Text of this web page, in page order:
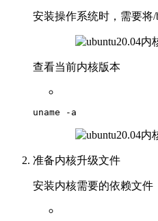
安装操作系统时，需要将
查看当前内核版本
uname -a
准备内核升级文件
安装内核需要的依赖文件